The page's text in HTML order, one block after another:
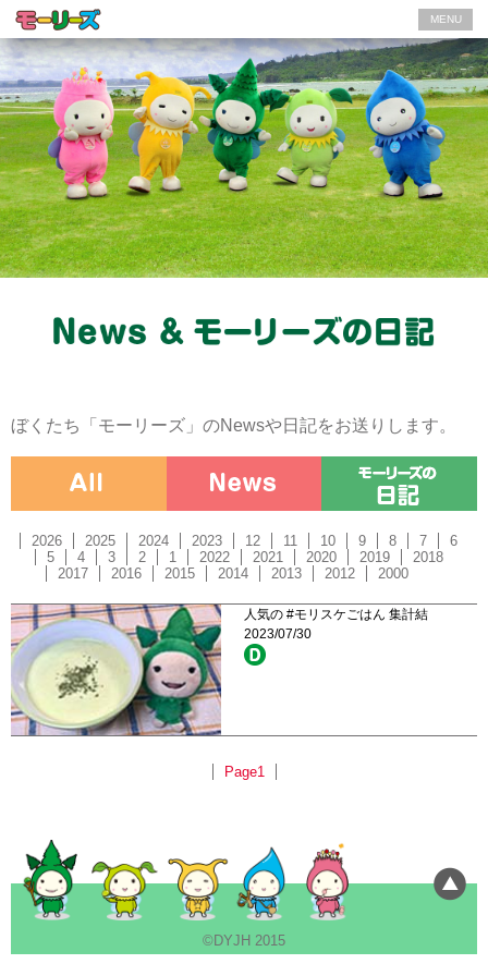
MENU
ぼくたち「モーリーズ」のNewsや日記をお送りします。
2026 2025 2024 2023 12 11 10 9 8 7
6
5
4 3 2 1 2022 2021 2020 2019
2018
2017
2016 2015 2014 2013 2012 2000
人気の #モリスケごはん 集計結
2023/07/30
Page1
©DYJH 2015